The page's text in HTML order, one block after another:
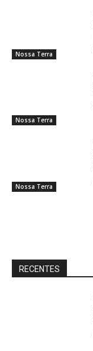
Nossa Terra
Nossa Terra
Nossa Terra
RECENTES